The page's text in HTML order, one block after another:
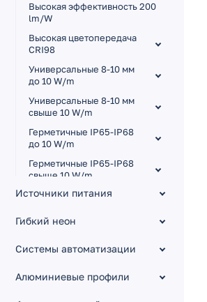
Высокая эффективность 200
lm/W
Высокая цветопередача
CRI98
Универсальные 8-10 мм
до 10 W/m
Универсальные 8-10 мм
свыше 10 W/m
Герметичные IP65-IP68
до 10 W/m
Герметичные IP65-IP68
свыше 10 W/m
Для сауны и бассейна
Узкие 3.5-5 мм
CX1
Источники питания
Гибкий неон
Системы автоматизации
Алюминиевые профили